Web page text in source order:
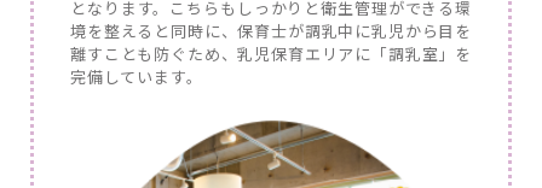
となります。こちらもしっかりと衛生管理ができる環
境を整えると同時に、保育士が調乳中に乳児から目を
離すことも防ぐため、乳児保育エリアに「調乳室」を
完備しています。